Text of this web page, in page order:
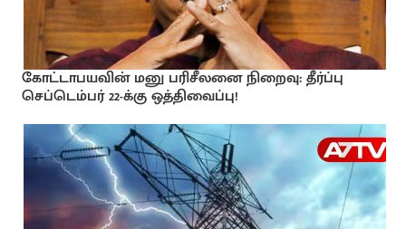
கோட்டாபயவின் மனு பரிசீலனை நிறைவு: தீர்ப்பு
செப்டெம்பர் 22-க்கு ஒத்திவைப்பு!